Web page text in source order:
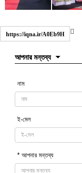
https://iqna.ir/A0Eb9H
আপনার মন্তব্য
নাম
ই-মেল
* আপনার মন্তব্য